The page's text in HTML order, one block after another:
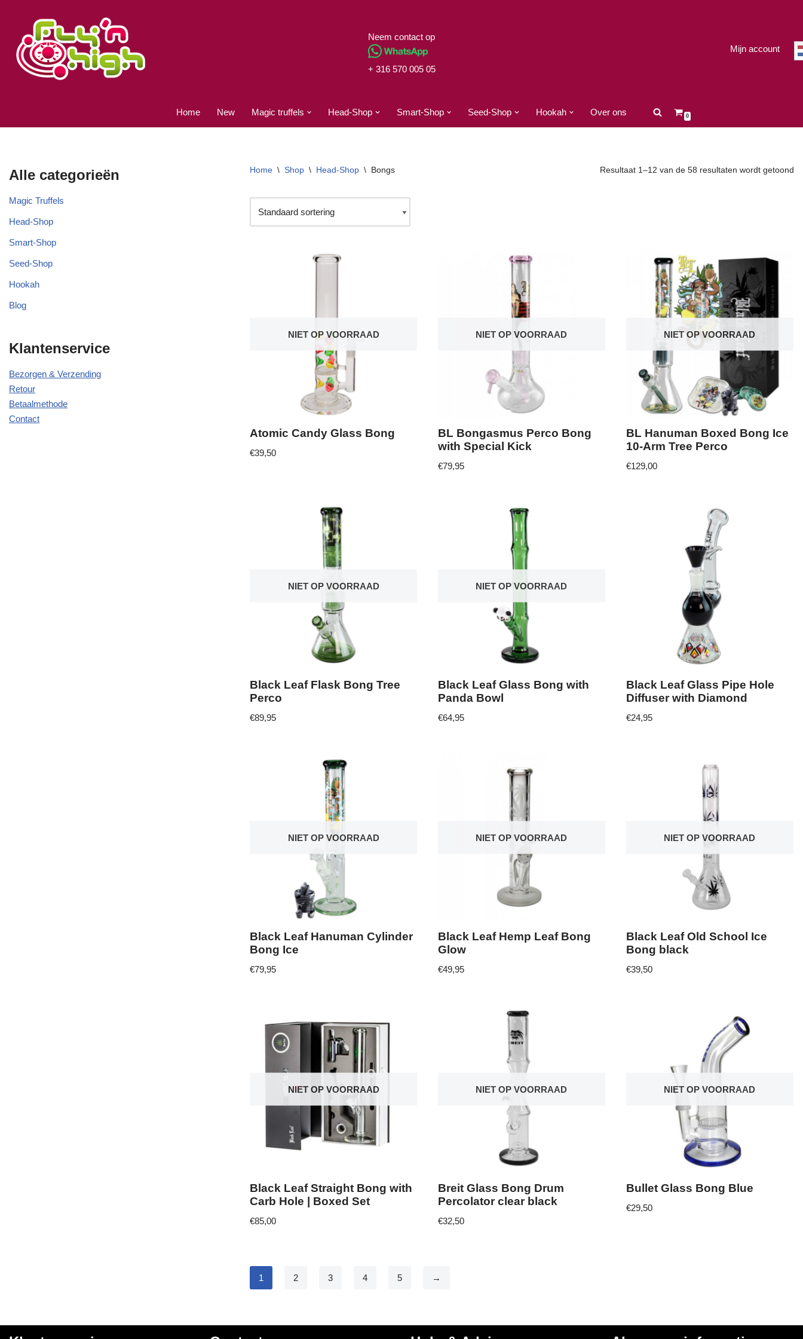
naar
de
inhoud
Neem contact op
+ 316 570 005 05
Mijn account
Home New Magic truffels Head-Shop Smart-Shop Seed-Shop Hookah Over ons 0
Alle categorieën
Magic Truffels
Head-Shop
Smart-Shop
Seed-Shop
Hookah
Blog
Klantenservice
Bezorgen & Verzending
Retour
Betaalmethode
Contact
Home \ Shop \ Head-Shop \ Bongs Resultaat 1–12 van de 58 resultaten wordt getoond
NIET OP VOORRAAD
Atomic Candy Glass Bong
€39,50
NIET OP VOORRAAD
BL Bongasmus Perco Bong
with Special Kick
€79,95
NIET OP VOORRAAD
BL Hanuman Boxed Bong Ice
10-Arm Tree Perco
€129,00
NIET OP VOORRAAD
Black Leaf Flask Bong Tree
Perco
€89,95
NIET OP VOORRAAD
Black Leaf Glass Bong with
Panda Bowl
€64,95
Black Leaf Glass Pipe Hole
Diffuser with Diamond
€24,95
NIET OP VOORRAAD
Black Leaf Hanuman Cylinder
Bong Ice
€79,95
NIET OP VOORRAAD
Black Leaf Hemp Leaf Bong
Glow
€49,95
NIET OP VOORRAAD
Black Leaf Old School Ice
Bong black
€39,50
NIET OP VOORRAAD
Black Leaf Straight Bong with
Carb Hole | Boxed Set
€85,00
NIET OP VOORRAAD
Breit Glass Bong Drum
Percolator clear black
€32,50
NIET OP VOORRAAD
Bullet Glass Bong Blue
€29,50
1 2 3 4 5 →